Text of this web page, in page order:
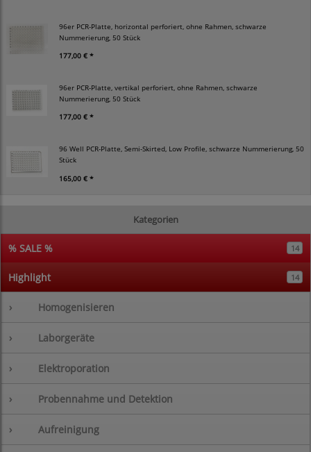
96er PCR-Platte, horizontal perforiert, ohne Rahmen, schwarze
Nummerierung, 50 Stück
177,00 € *
96er PCR-Platte, vertikal perforiert, ohne Rahmen, schwarze
Nummerierung, 50 Stück
177,00 € *
96 Well PCR-Platte, Semi-Skirted, Low Profile, schwarze Nummerierung, 50
Stück
165,00 € *
Kategorien
% SALE % 14
Highlight 14
› Homogenisieren
› Laborgeräte
› Elektroporation
› Probennahme und Detektion
› Aufreinigung